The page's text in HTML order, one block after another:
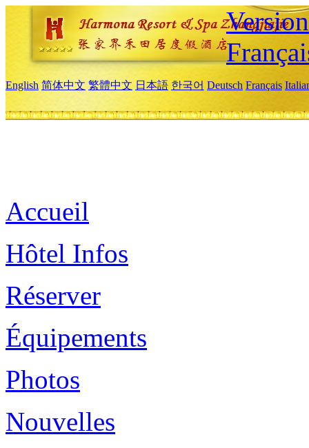
English 简体中文 繁體中文 日本語 한국어 Deutsch Français
Accueil
Hôtel Infos
Réserver
Équipements
Photos
Nouvelles